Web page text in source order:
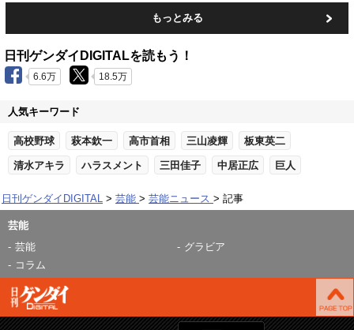
もっとみる
日刊ゲンダイDIGITALを読もう！
6.6万 18.5万
人気キーワード
高校野球 萩本欽一 高市首相 三山凌輝 板東英二
清水アキラ ハラスメント 三田佳子 中居正広 巨人
日刊ゲンダイDIGITAL 芸能 芸能ニュース 記事
芸能
芸能
グラビア
コラム